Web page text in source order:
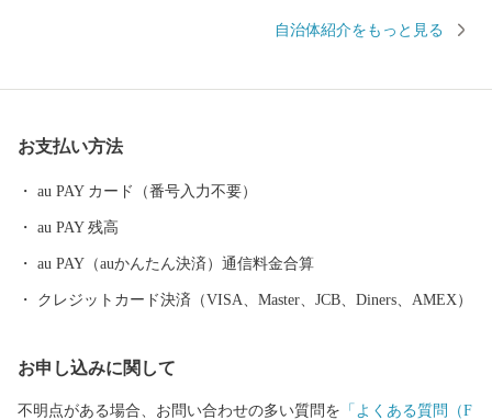
生産者のこだわりが詰まった逸品ばかり。 豊かな自然と深い歴史
自治体紹介をもっと見る
お支払い方法
au PAY カード（番号入力不要）
au PAY 残高
au PAY（auかんたん決済）通信料金合算
クレジットカード決済（VISA、Master、JCB、Diners、AMEX）
お申し込みに関して
不明点がある場合、お問い合わせの多い質問を 「よくある質問（F